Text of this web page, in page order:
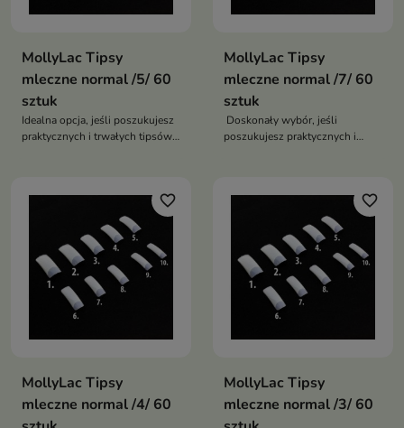
MollyLac Tipsy
mleczne normal /5/ 60
sztuk
Idealna opcja, jeśli poszukujesz
praktycznych i trwałych tipsów
MollyLac Tipsy
mleczne normal /7/ 60
sztuk
Doskonały wybór, jeśli
poszukujesz praktycznych i
favorite_border
MollyLac Tipsy
mleczne normal /4/ 60
favorite_border
MollyLac Tipsy
mleczne normal /3/ 60